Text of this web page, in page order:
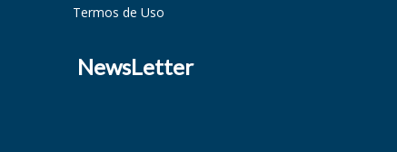
Termos de Uso
NewsLetter